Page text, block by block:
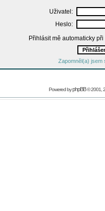
Uživatel:
Heslo:
Přihlásit mě automaticky
Zapomněl(a) jsem
Powered byphpBB© 2001,